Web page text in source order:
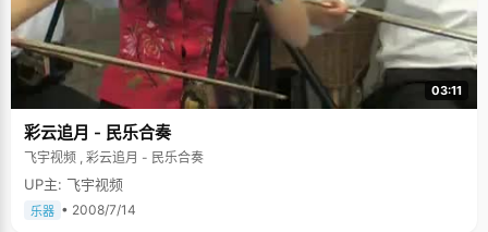
03:11
彩云追月 - 民乐合奏
飞宇视频 , 彩云追月 - 民乐合奏
UP主: 飞宇视频
乐器 • 2008/7/14